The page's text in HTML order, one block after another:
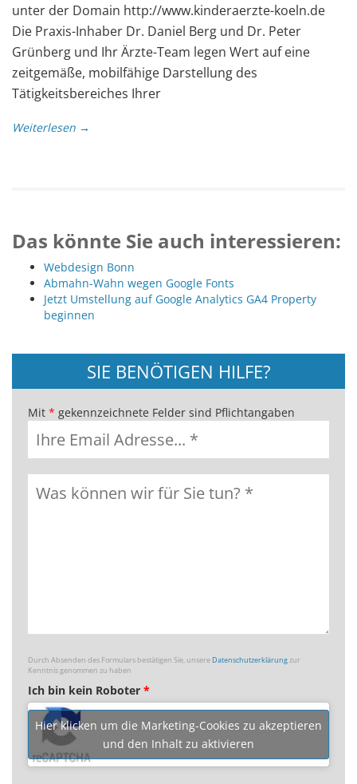
unter der Domain http://www.kinderaerzte-koeln.de
Die Praxis-Inhaber Dr. Daniel Berg und Dr. Peter
Grünberg und Ihr Ärzte-Team legen Wert auf eine
zeitgemäße, mobilfähige Darstellung des
Tätigkeitsbereiches Ihrer
Weiterlesen →
Das könnte Sie auch interessieren:
Webdesign Bonn
Abmahn-Wahn wegen Google Fonts
Jetzt Umstellung auf Google Analytics GA4 Property
beginnen
SIE BENÖTIGEN HILFE?
Mit * gekennzeichnete Felder sind Pflichtangaben
Durch Absenden des Formulars bestätigen Sie, unsereDatenschutzerklärungzur
Kenntnis genommen zu haben
Ich bin kein Roboter *
Hier klicken um die Marketing-Cookies zu akzeptieren
und den Inhalt zu aktivieren